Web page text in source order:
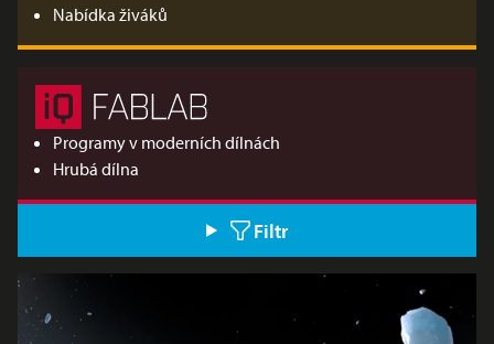
Nabídka živáků
Programy v moderních dílnách
Hrubá dílna
Filtr